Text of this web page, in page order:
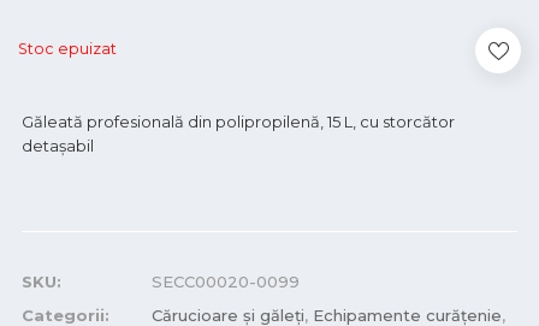
Stoc epuizat
Găleată profesională din polipropilenă, 15 L, cu storcător
detașabil
SKU:
SECC00020-0099
Categorii:
Cărucioare și găleți, Echipamente curățenie,